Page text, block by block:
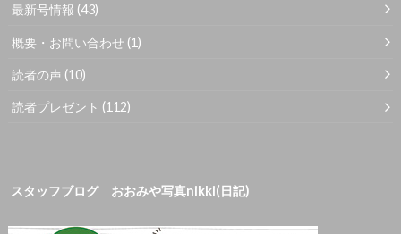
最新号情報 (43)
概要・お問い合わせ (1)
読者の声 (10)
読者プレゼント (112)
スタッフブログ おおみや写真nikki(日記)